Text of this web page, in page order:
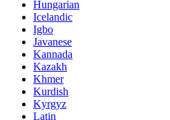
Hungarian
Icelandic
Igbo
Javanese
Kannada
Kazakh
Khmer
Kurdish
Kyrgyz
Latin